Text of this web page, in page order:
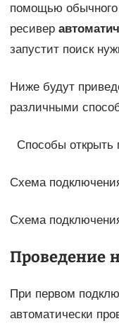
помощью обычного
ресивер
запустит поиск
Ниже будут
различными
Способы открыть
Схема
Схема
Проведение
При первом
автоматически